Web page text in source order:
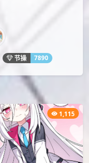
节操 7890
1,115